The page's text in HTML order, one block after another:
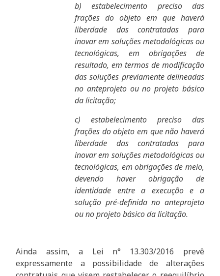
b) estabelecimento preciso das
frações do objeto em que haverá
liberdade das contratadas para
inovar em soluções metodológicas ou
tecnológicas, em obrigações de
resultado, em termos de modificação
das soluções previamente delineadas
no anteprojeto ou no projeto básico
da licitação;
c) estabelecimento preciso das
frações do objeto em que não haverá
liberdade das contratadas para
inovar em soluções metodológicas ou
tecnológicas, em obrigações de meio,
devendo haver obrigação de
identidade entre a execução e a
solução pré-definida no anteprojeto
ou no projeto básico da licitação.
Ainda assim, a Lei n° 13.303/2016 prevê
expressamente a possibilidade de alterações